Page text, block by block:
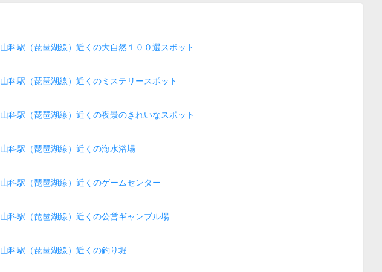
山科駅（琵琶湖線）近くの大自然１００選スポット
山科駅（琵琶湖線）近くのミステリースポット
山科駅（琵琶湖線）近くの夜景のきれいなスポット
山科駅（琵琶湖線）近くの海水浴場
山科駅（琵琶湖線）近くのゲームセンター
山科駅（琵琶湖線）近くの公営ギャンブル場
山科駅（琵琶湖線）近くの釣り堀